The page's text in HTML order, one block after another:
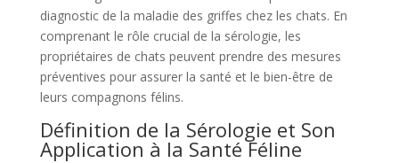
diagnostic de la maladie des griffes chez les chats. En
comprenant le rôle crucial de la sérologie, les
propriétaires de chats peuvent prendre des mesures
préventives pour assurer la santé et le bien-être de
leurs compagnons félins.
Définition de la Sérologie et Son
Application à la Santé Féline